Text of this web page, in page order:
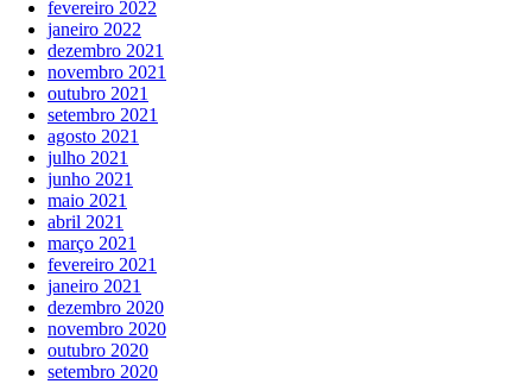
fevereiro 2022
janeiro 2022
dezembro 2021
novembro 2021
outubro 2021
setembro 2021
agosto 2021
julho 2021
junho 2021
maio 2021
abril 2021
março 2021
fevereiro 2021
janeiro 2021
dezembro 2020
novembro 2020
outubro 2020
setembro 2020